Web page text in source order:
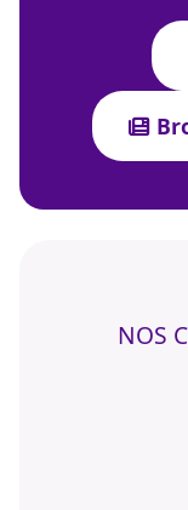
NOS